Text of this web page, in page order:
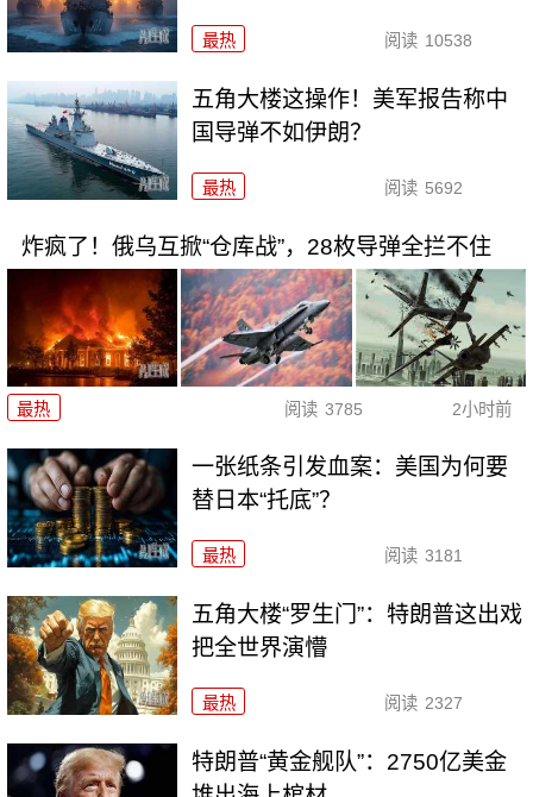
最热 阅读 10538
五角大楼这操作！美军报告称中
国导弹不如伊朗？
最热 阅读 5692
炸疯了！俄乌互掀“仓库战”，28枚导弹全拦不住
最热 阅读 3785 2小时前
一张纸条引发血案：美国为何要
替日本“托底”？
最热 阅读 3181
五角大楼“罗生门”：特朗普这出戏
把全世界演懵
最热 阅读 2327
特朗普“黄金舰队”：2750亿美金